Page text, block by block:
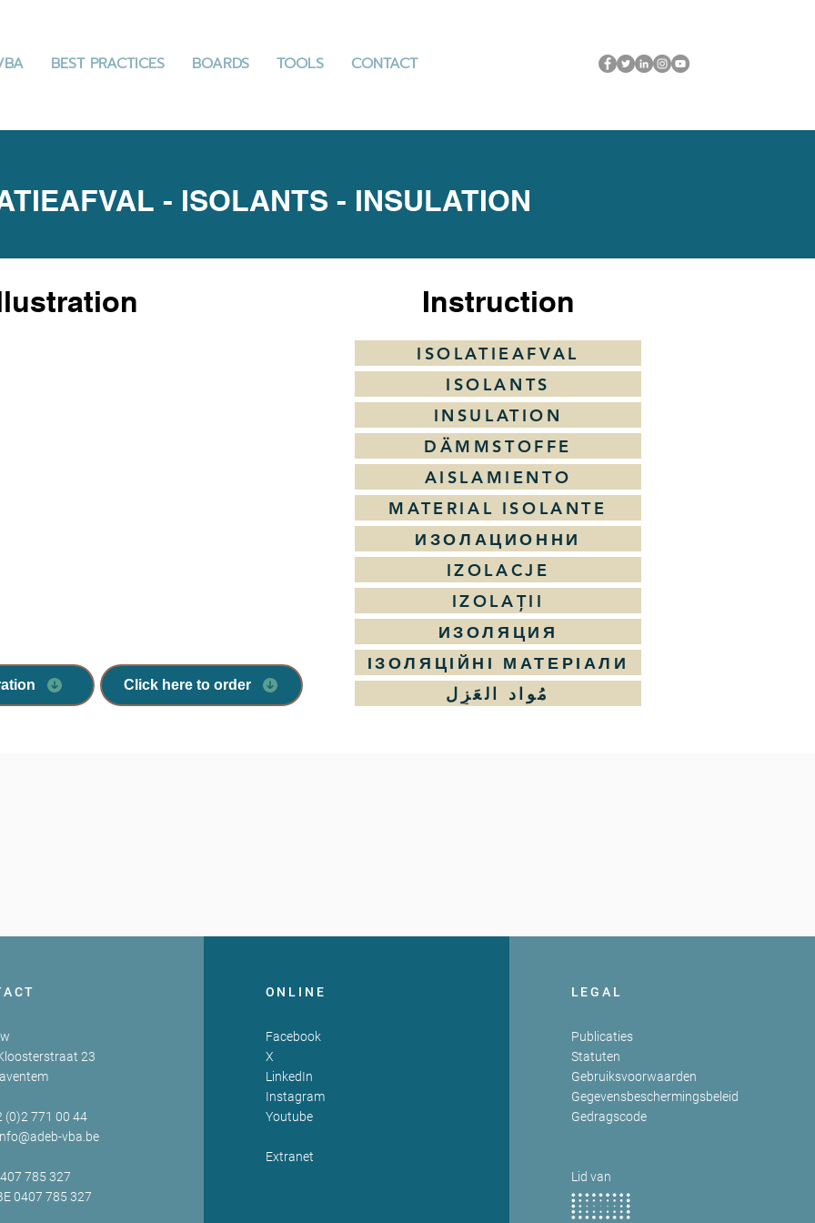
BEST PRACTICES BOARDS TOOLS CONTACT
- ISOLANTS - INSULATION
Click here to order
Instruction
ISOLATIEAFVAL
ISOLANTS
INSULATION
DÄMMSTOFFE
AISLAMIENTO
MATERIAL ISOLANTE
ИЗОЛАЦИОННИ
IZOLACJE
IZOLAȚII
ИЗОЛЯЦИЯ
ІЗОЛЯЦІЙНІ МАТЕРІАЛИ
مُواد العَزِل
23
(0)2 771 00 44
vba.be
785 327
0407 785 327
ONLINE
Facebook
X
LinkedIn
Instagram
Youtube
Extranet
LEGAL
Publicaties
Statuten
Gebruiksvoorwaarden
Gegevensbeschermingsbeleid
Gedragscode
Lid van